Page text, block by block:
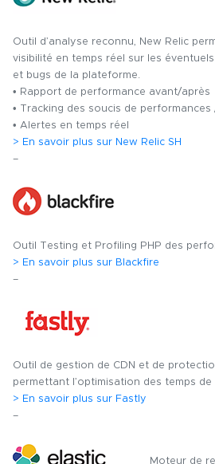
Outil d’analyse reconnu, New Relic
visibilité en temps réel sur les
et bugs de la plateforme.
• Rapport de performance avant/après
• Tracking des soucis de performances
• Alertes en temps réel
> En savoir plus sur New Relic SH
–
Outil Testing et Profiling PHP des
> En savoir plus sur Blackfire
–
Outil de gestion de CDN et de
permettant l’optimisation des temps
> En savoir plus sur Fastly
–
Moteur de